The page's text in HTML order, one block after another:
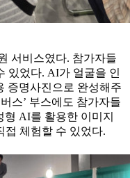
서비스였다. 참가자들
있었다. AI가 얼굴을 인
증명사진으로 완성해주
스’ 부스에도 참가자들
AI를 활용한 이미지
접 체험할 수 있었다.